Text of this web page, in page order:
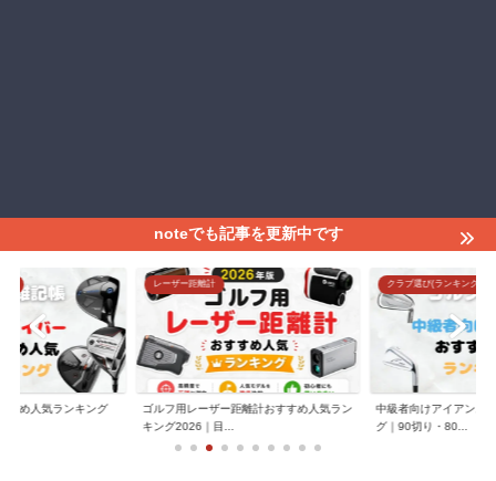
noteでも記事を更新中です
すめ人気ランキング
レーザー距離計
ゴルフ用レーザー距離計おすすめ人気ラン
キング2026｜目...
クラブ選び(ランキング)
中級者向けアイアンお
グ｜90切り・80...